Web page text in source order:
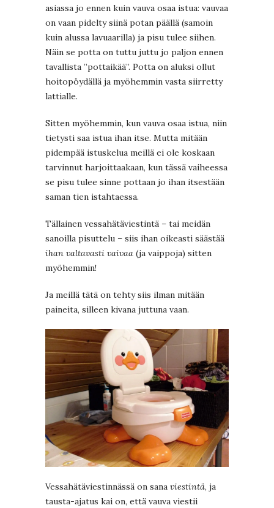
asiassa jo ennen kuin vauva osaa istua: vauvaa
on vaan pidelty siinä potan päällä (samoin
kuin alussa lavuaarilla) ja pisu tulee siihen.
Näin se potta on tuttu juttu jo paljon ennen
tavallista ”pottaikää”. Potta on aluksi ollut
hoitopöydällä ja myöhemmin vasta siirretty
lattialle.
Sitten myöhemmin, kun vauva osaa istua, niin
tietysti saa istua ihan itse. Mutta mitään
pidempää istuskelua meillä ei ole koskaan
tarvinnut harjoittaakaan, kun tässä vaiheessa
se pisu tulee sinne pottaan jo ihan itsestään
saman tien istahtaessa.
Tällainen vessahätäviestintä – tai meidän
sanoilla pisuttelu – siis ihan oikeasti säästää
ihan valtavasti vaivaa (ja vaippoja) sitten
myöhemmin!
Ja meillä tätä on tehty siis ilman mitään
paineita, silleen kivana juttuna vaan.
Vessahätäviestinnässä on sana viestintä, ja
tausta-ajatus kai on, että vauva viestii